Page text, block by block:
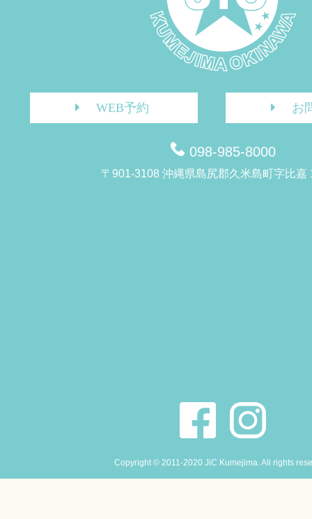
WEB予約 お
098-985-8000
〒901-3108 沖縄県島尻郡久米島町字比嘉
Copyright © 2011-2020 JiC Kumejima. All rights